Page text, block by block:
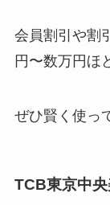
会員割引や割
円〜数万円ほ
ぜひ賢く使っ
TCB東京中